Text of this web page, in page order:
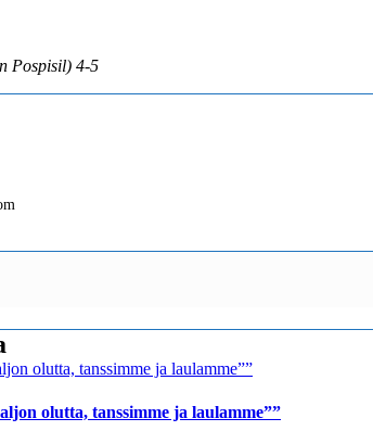
Pospisil) 4-5
olutta, tanssimme ja laulamme””